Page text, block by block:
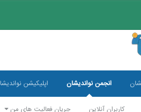
انجمن نواندیشان
کاربران آنلاین جریان فعالیت های من
اپلیکیشن